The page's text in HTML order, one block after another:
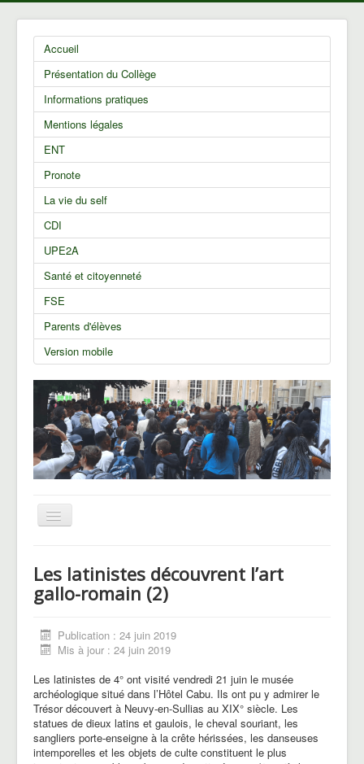
Accueil
Présentation du Collège
Informations pratiques
Mentions légales
ENT
Pronote
La vie du self
CDI
UPE2A
Santé et citoyenneté
FSE
Parents d'élèves
Version mobile
Basculer
la
CHAM
Voyages et sorties
Les latinistes découvrent l’art
gallo-romain (2)
Publication : 24 juin 2019
Mis à jour : 24 juin 2019
Les latinistes de 4° ont visité vendredi 21 juin le musée
archéologique situé dans l’Hôtel Cabu. Ils ont pu y admirer le
Trésor découvert à Neuvy-en-Sullias au XIX° siècle. Les
statues de dieux latins et gaulois, le cheval souriant, les
sangliers porte-enseigne à la crête hérissées, les danseuses
intemporelles et les objets de culte constituent le plus